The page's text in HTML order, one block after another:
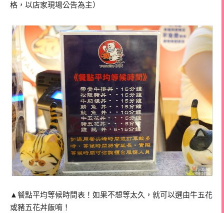
格，以店家現場公告為主）
▲餐點平均等候時間表！如果不想等太久，就可以選由牛五花
或豬五花丼飯唷！